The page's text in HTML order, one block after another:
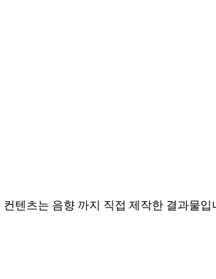
텐츠는 음향 까지 직접 제작한 결과물